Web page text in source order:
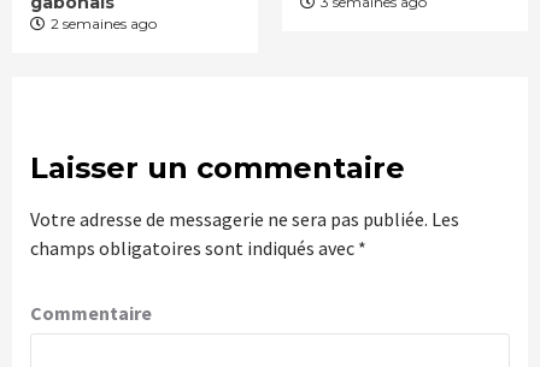
2 semaines ago
Laisser un commentaire
Votre adresse de messagerie ne sera pas publiée. Les
champs obligatoires sont indiqués avec *
Commentaire